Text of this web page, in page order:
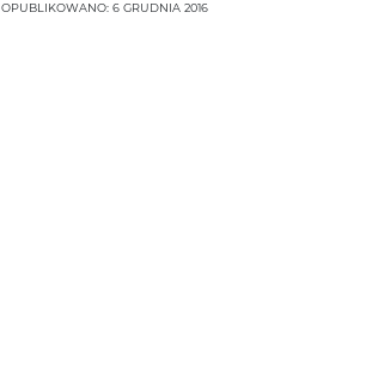
OPUBLIKOWANO: 6 GRUDNIA 2016